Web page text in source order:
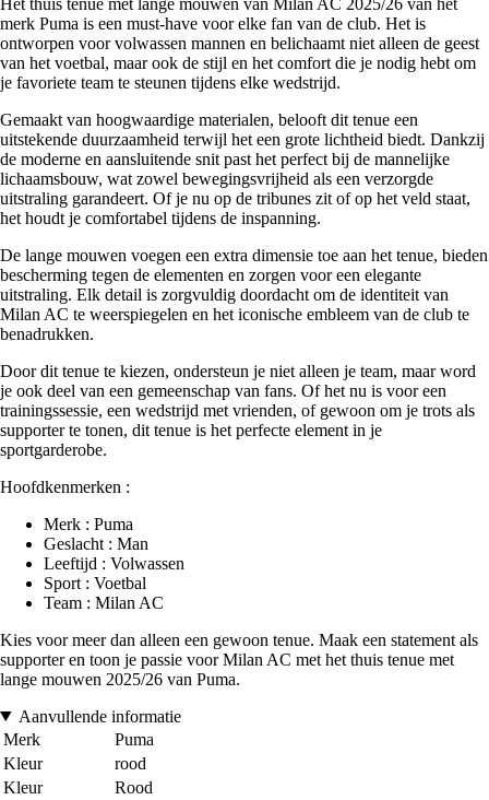
merk Puma is een must-have voor elke fan van de club. Het is
ontworpen voor volwassen mannen en belichaamt niet alleen de geest
van het voetbal, maar ook de stijl en het comfort die je nodig hebt om
je favoriete team te steunen tijdens elke wedstrijd.
Gemaakt van hoogwaardige materialen, belooft dit tenue een
uitstekende duurzaamheid terwijl het een grote lichtheid biedt. Dankzij
de moderne en aansluitende snit past het perfect bij de mannelijke
lichaamsbouw, wat zowel bewegingsvrijheid als een verzorgde
uitstraling garandeert. Of je nu op de tribunes zit of op het veld staat,
het houdt je comfortabel tijdens de inspanning.
De lange mouwen voegen een extra dimensie toe aan het tenue, bieden
bescherming tegen de elementen en zorgen voor een elegante
uitstraling. Elk detail is zorgvuldig doordacht om de identiteit van
Milan AC te weerspiegelen en het iconische embleem van de club te
benadrukken.
Door dit tenue te kiezen, ondersteun je niet alleen je team, maar word
je ook deel van een gemeenschap van fans. Of het nu is voor een
trainingssessie, een wedstrijd met vrienden, of gewoon om je trots als
supporter te tonen, dit tenue is het perfecte element in je
sportgarderobe.
Hoofdkenmerken :
Merk : Puma
Geslacht : Man
Leeftijd : Volwassen
Sport : Voetbal
Team : Milan AC
Kies voor meer dan alleen een gewoon tenue. Maak een statement als
supporter en toon je passie voor Milan AC met het thuis tenue met
lange mouwen 2025/26 van Puma.
Aanvullende informatie
Merk
Puma
Kleur
rood
Kleur
Rood